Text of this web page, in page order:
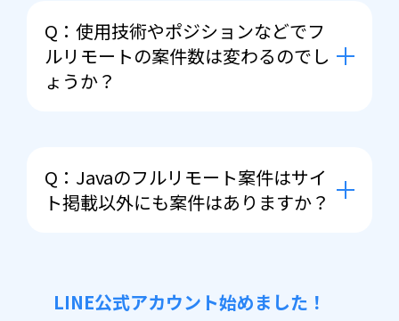
案件をお探しさせていただくのです
が、ご紹介できる案件の幅によっては
初期出社や定期出社（リモートと出社
併用）をご相談させて頂くこともござ
Q：使用技術やポジションなどでフ
ルリモートの案件数は変わるのでし
ょうか？
ャー企業様でよく採用されるRubyや
PHPなどの言語はフルリモート案件が
多く、C言語など組み込み系の案件な
にご相談くださいませ。
Q：Javaのフルリモート案件はサイ
ト掲載以外にも案件はありますか？
す。会員登録することで非公開案件も
ご紹介可能となりますのでお気軽にお
LINE公式アカウント始めました！